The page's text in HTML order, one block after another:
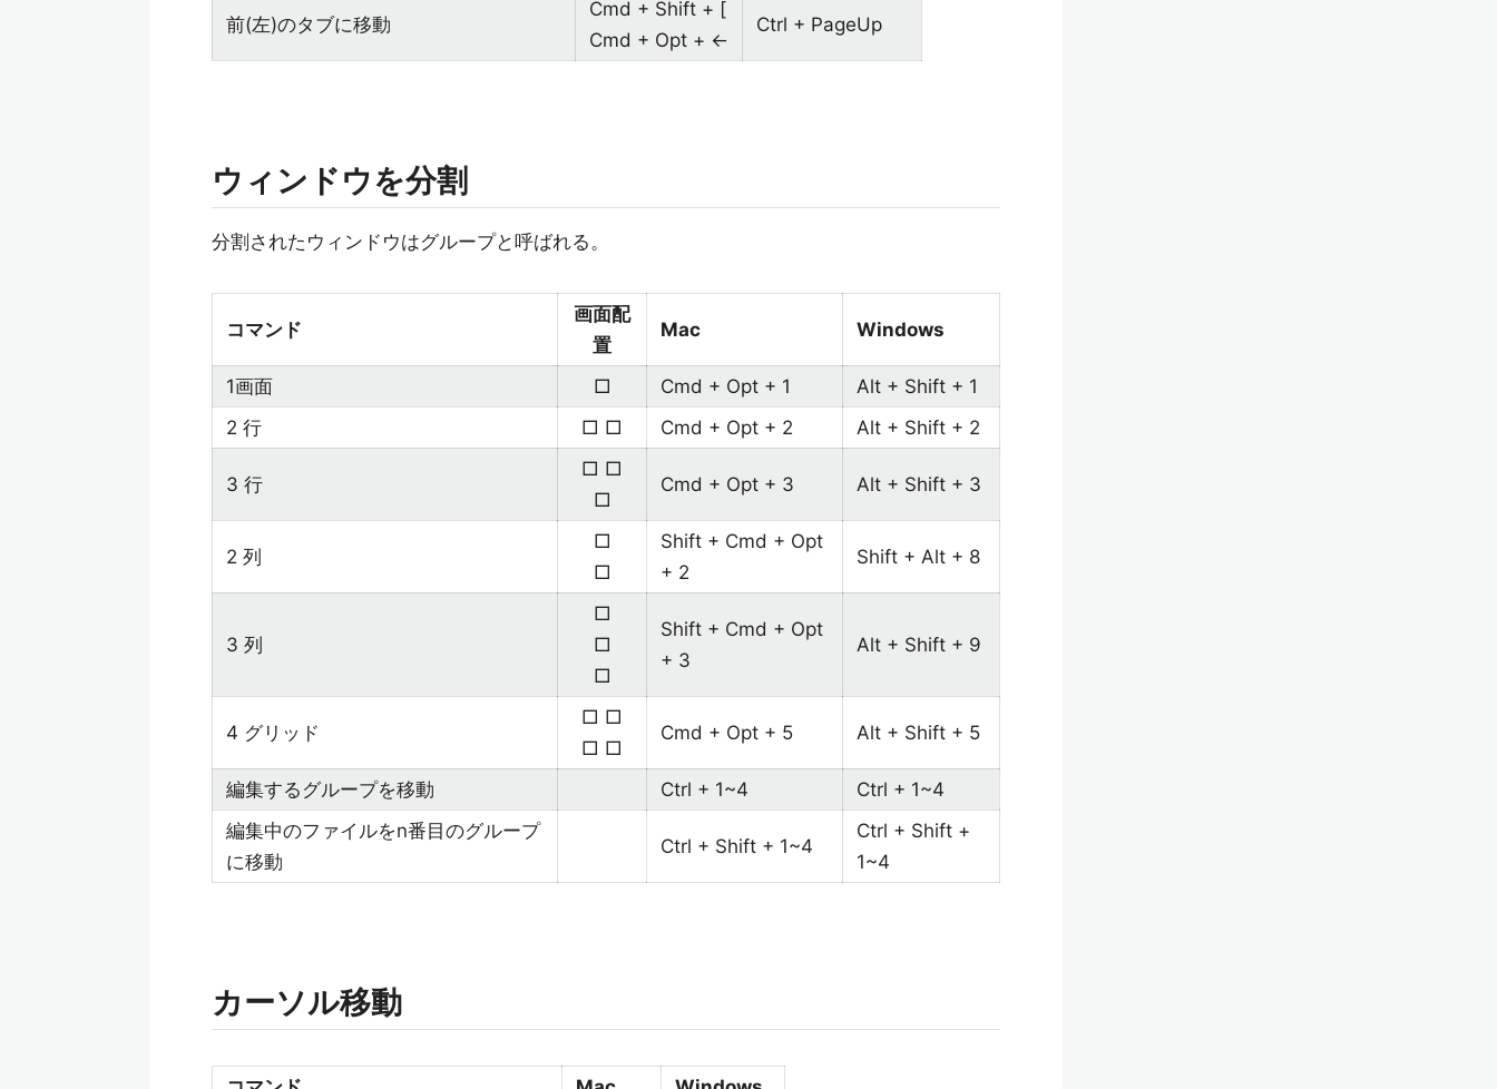
前(左)のタブに移動
Cmd + Shift + [
Cmd + Opt + ←
Ctrl + PageUp
ウィンドウを分割
分割されたウィンドウはグループと呼ばれる。
コマンド
画面配
置
Mac Windows
1画面 □ Cmd + Opt + 1
Alt + Shift + 1
2 行
□ □ Cmd + Opt + 2 Alt + Shift + 2
3 行
□ □
□
Cmd + Opt + 3 Alt + Shift + 3
2 列
□
□
Shift + Cmd + Opt
+ 2
Shift + Alt + 8
3 列
□
□
□
Shift + Cmd + Opt
+ 3
Alt + Shift + 9
4 グリッド
□ □
□ □
Cmd + Opt + 5 Alt + Shift + 5
編集するグループを移動 Ctrl + 1~4
Ctrl + 1~4
編集中のファイルをn番目のグループ
に移動
Ctrl + Shift + 1~4
Ctrl + Shift +
1~4
カーソル移動